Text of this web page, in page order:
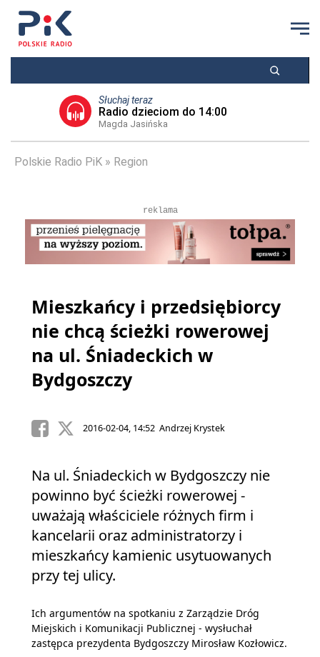
Słuchaj teraz
Radio dzieciom do 14:00
Magda Jasińska
Polskie Radio PiK Region
reklama
Mieszkańcy i przedsiębiorcy
nie chcą ścieżki rowerowej
na ul. Śniadeckich w
Bydgoszczy
2016-02-04, 14:52 Andrzej Krystek
Na ul. Śniadeckich w Bydgoszczy nie
powinno być ścieżki rowerowej -
uważają właściciele różnych firm i
kancelarii oraz administratorzy i
mieszkańcy kamienic usytuowanych
przy tej ulicy.
Ich argumentów na spotkaniu z Zarządzie Dróg
Miejskich i Komunikacji Publicznej - wysłuchał
zastępca prezydenta Bydgoszczy Mirosław Kozłowicz.